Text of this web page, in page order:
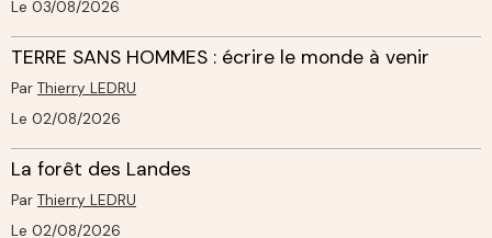
Le 03/08/2026
TERRE SANS HOMMES : écrire le monde à venir
Par Thierry LEDRU
Le 02/08/2026
La forêt des Landes
Par Thierry LEDRU
Le 02/08/2026